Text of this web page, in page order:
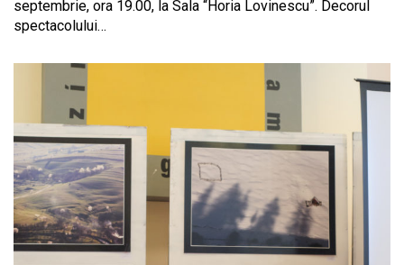
septembrie, ora 19.00, la Sala “Horia Lovinescu”. Decorul
spectacolului…